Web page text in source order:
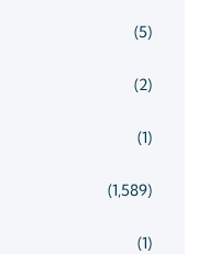
(5)
(2)
(1)
(1,589)
(1)